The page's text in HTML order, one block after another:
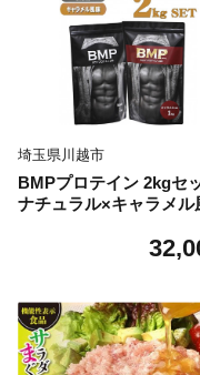
埼玉県川越市
BMPプロテイン 2kgセ
ナチュラル×キャラメル
給 ホエイプロテイン 埼